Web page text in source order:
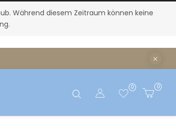
Während diesem Zeitraum können keine
0 0